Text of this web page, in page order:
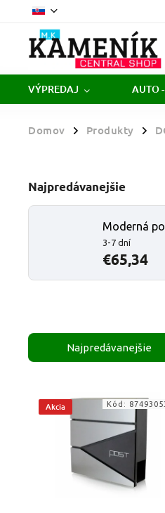
VÝPREDAJ AUTO
Domov / Produkty /
Najpredávanejšie
Moderná
3-7 dní
€65,34
Najpredávanejšie
Akcia Kód: